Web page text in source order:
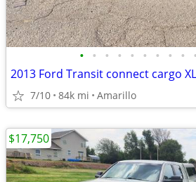
• • • • • • • • • •
2013 Ford Transit connect cargo
7/10 84k mi Amarillo
$17,750